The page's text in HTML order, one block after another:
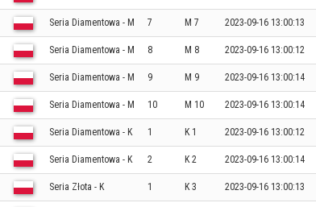
Seria Diamentowa - M 7 M 7 2023-09-16 13:00:13
Seria Diamentowa - M 8 M 8 2023-09-16 13:00:12
Seria Diamentowa - M 9 M 9 2023-09-16 13:00:14
Seria Diamentowa - M 10 M 10 2023-09-16 13:00:14
Seria Diamentowa - K 1 K 1 2023-09-16 13:00:12
Seria Diamentowa - K 2 K 2 2023-09-16 13:00:14
Seria Złota - K 1 K 3 2023-09-16 13:00:13